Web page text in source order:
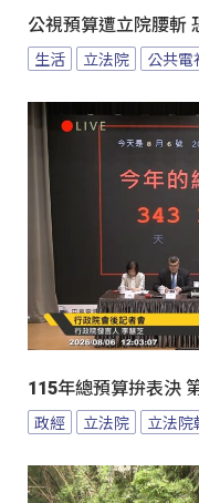
公視預算遭立院腰斬
生活 立法院 公共電
115年總預算拚表決
政經 立法院 立法院